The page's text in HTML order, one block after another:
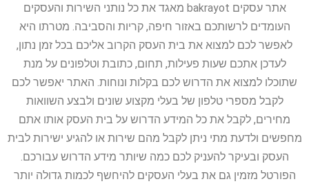
אתר עסקים bakrayot מאגד את כל נותני השירות והעסקים
העומדים לרשותכם באזור חיפה, קריות והסביבה. מטרתו היא
לאפשר לכם למצוא את בית העסק הקרוב אליכם בכל זמן נתון,
לעדכן אתכם שעות פעילות, תחום, כתובת וטלפונים על מנת
שתוכלו למצוא את הדרוש לכם בקלות ונוחות. האתר יאפשר לכם
לקבל מספרי טלפון של בעלי מקצוע שונים ולבצע השוואות
מחירים, לקבל את כל המידע הדרוש על בית העסק אותו אתם
מחפשים ולדעת מתי ניתן לקבל מהם שירות או להגיע ישירות לבית
העסק ובעיקר להעניק לכם כמה שיותר מידע הדרוש עבורכם.
הפורטל מזמין גם את בעלי העסקים להיחשף לכמות גדולה יותר